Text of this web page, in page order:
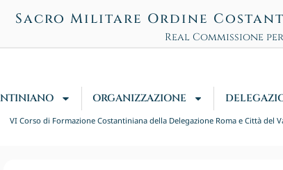
Sacro Militare Ordine
Real Commissione
ORGANIZZAZIONE
VI Corso di Formazione Costantiniana della Delegazione Roma e Città